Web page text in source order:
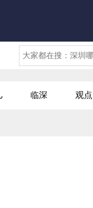
临深 观点